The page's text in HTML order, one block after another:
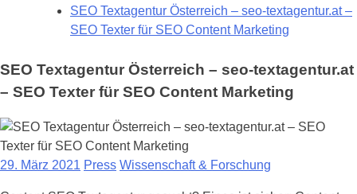
SEO Textagentur Österreich – seo-textagentur.at –
SEO Texter für SEO Content Marketing
SEO Textagentur Österreich – seo-textagentur.at
– SEO Texter für SEO Content Marketing
29. März 2021 Press Wissenschaft & Forschung